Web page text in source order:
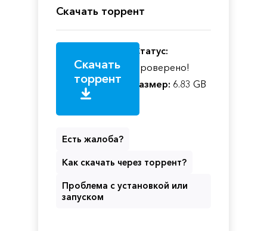
Скачать торрент
Скачать
торрент
Статус:
Проверено!
Размер: 6.83 GB
Есть жалоба?
Как скачать через торрент?
Проблема с установкой или
запуском